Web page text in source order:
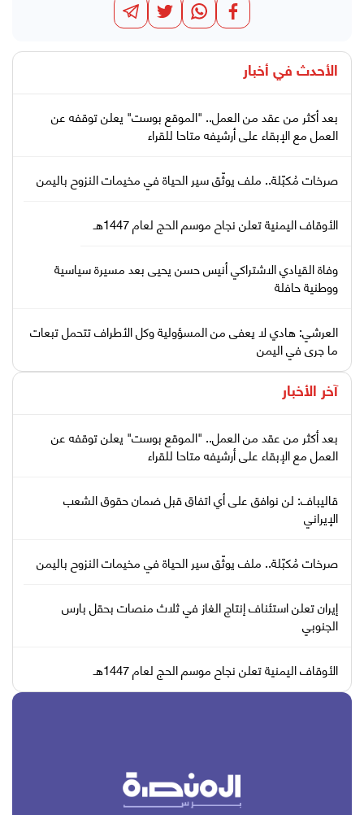
الأحدث في أخبار
بعد أكثر من عقد من العمل.. "الموقع بوست" يعلن توقفه عن
العمل مع الإبقاء على أرشيفه متاحا للقراء
صرخات مُكبّلة.. ملف يوثّق سير الحياة في مخيمات النزوح باليمن
الأوقاف اليمنية تعلن نجاح موسم الحج لعام 1447هـ
وفاة القيادي الاشتراكي أنيس حسن يحيى بعد مسيرة سياسية
ووطنية حافلة
العرشي: هادي لا يعفى من المسؤولية وكل الأطراف تتحمل تبعات
ما جرى في اليمن
آخر الأخبار
بعد أكثر من عقد من العمل.. "الموقع بوست" يعلن توقفه عن
العمل مع الإبقاء على أرشيفه متاحا للقراء
قاليباف: لن نوافق على أي اتفاق قبل ضمان حقوق الشعب
الإيراني
صرخات مُكبّلة.. ملف يوثّق سير الحياة في مخيمات النزوح باليمن
إيران تعلن استئناف إنتاج الغاز في ثلاث منصات بحقل بارس
الجنوبي
الأوقاف اليمنية تعلن نجاح موسم الحج لعام 1447هـ